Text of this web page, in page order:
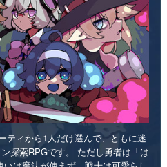
ティから1人だけ選んで、ともに迷
探索RPGです。 ただし勇者は「は